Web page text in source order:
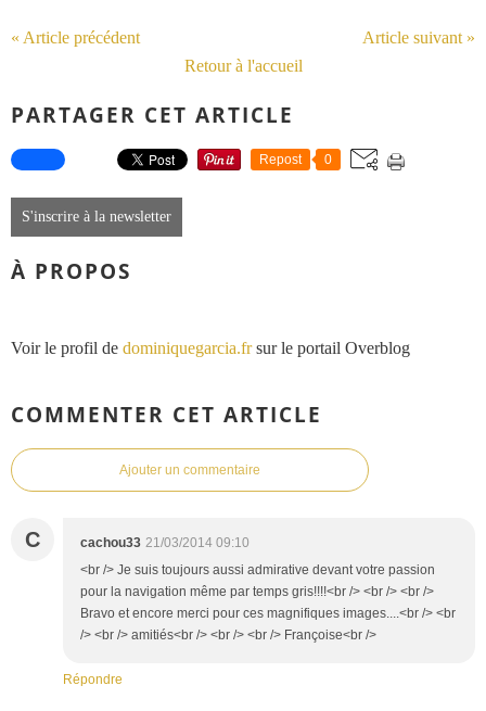
« Article précédent
Article suivant »
Retour à l'accueil
PARTAGER CET ARTICLE
Repost 0
S'inscrire à la newsletter
À PROPOS
Voir le profil de dominiquegarcia.frsur le portail Overblog
COMMENTER CET ARTICLE
Ajouter un commentaire
C cachou33 21/03/2014 09:10
<br /> Je suis toujours aussi admirative devant votre passion
pour la navigation même par temps gris!!!!<br /> <br /> <br />
Bravo et encore merci pour ces magnifiques images....<br /> <br
/> <br /> amitiés<br /> <br /> <br /> Françoise<br />
Répondre